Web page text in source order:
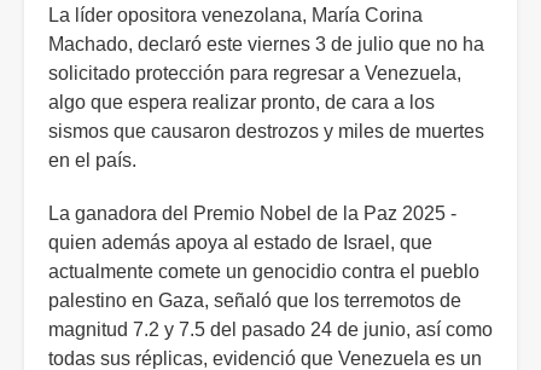
a
4
mil
734
La líder opositora venezolana, María Corina
Machado, declaró este viernes 3 de julio que no ha
solicitado protección para regresar a Venezuela,
algo que espera realizar pronto, de cara a los
sismos que causaron destrozos y miles de muertes
en el país.
La ganadora del Premio Nobel de la Paz 2025 -
quien además apoya al estado de Israel, que
actualmente comete un genocidio contra el pueblo
palestino en Gaza, señaló que los terremotos de
magnitud 7.2 y 7.5 del pasado 24 de junio, así como
todas sus réplicas, evidenció que Venezuela es un